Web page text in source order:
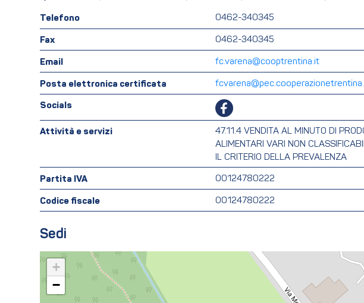
Telefono 0462-340345
Fax 0462-340345
Email fc.varena@cooptrentina.it
Posta elettronica certificata
Socials
Attività e servizi
47.11.4 VENDITA AL MINUTO DI
ALIMENTARI VARI NON
IL CRITERIO DELLA PREVALENZA
Partita IVA 00124780222
Codice fiscale 00124780222
Sedi
+
−